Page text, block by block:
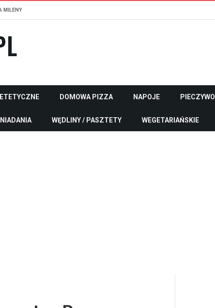
MILENY
DOMOWA PIZZA NAPOJE PIECZYWO
WĘDLINY / PASZTETY WEGETARIAŃSKIE